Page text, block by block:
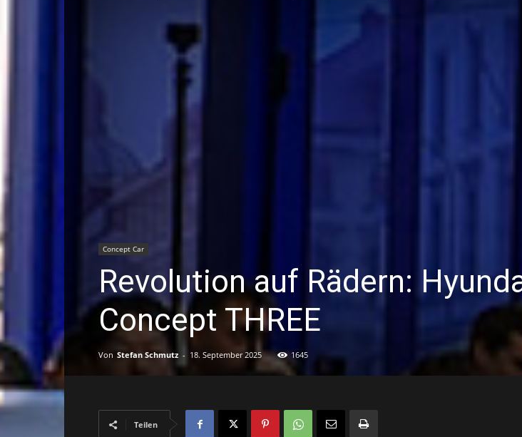
Concept Car
Revolution auf Rädern:
Concept THREE
Von Stefan Schmutz - 18. September 2025 1645
Teilen